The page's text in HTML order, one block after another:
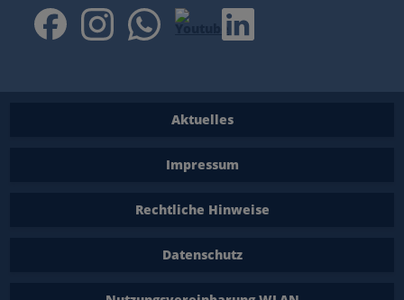
Aktuelles
Impressum
Rechtliche Hinweise
Datenschutz